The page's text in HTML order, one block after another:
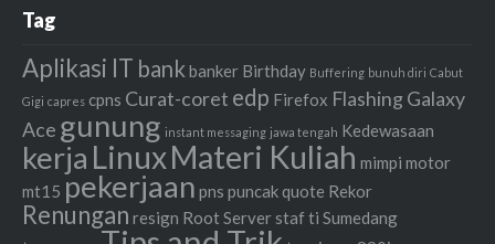
Tag
Aplikasi IT bank banker Birthday Buffering bunuh diri Cabut
Gigi capres cpns Curat-coret edp Firefox Flashing Galaxy
Ace gunung instant messaging jawa tengah Kedewasaan
kerja LinuxMateri Kuliah mimpi motor
mt15 pekerjaan pns puncakquote Rekor
Renungan resign Root Server staf ti Sumedang